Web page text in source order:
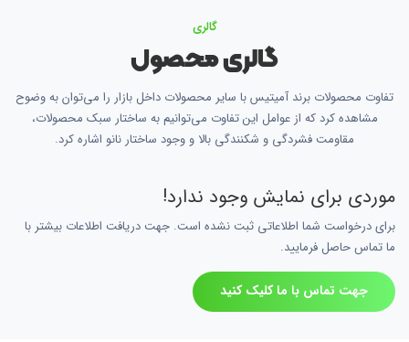
گالری
گالری محصول
تفاوت محصولات برند آمیتیس با سایر محصولات داخل بازار را می‌توان به وضوح
مشاهده کرد که از عوامل این تفاوت می‌توانیم به ساختار سبک محصولات،
مقاومت فشردگی و شکنندگی بالا و وجود ساختار نانو اشاره کرد.
موردی برای نمایش وجود ندارد!
برای درخواست شما اطلاعاتی ثبت نشده است. جهت دریافت اطلاعات بیشتر با
ما تماس حاصل فرمایید.
جهت تماس با ما کلیک کنید